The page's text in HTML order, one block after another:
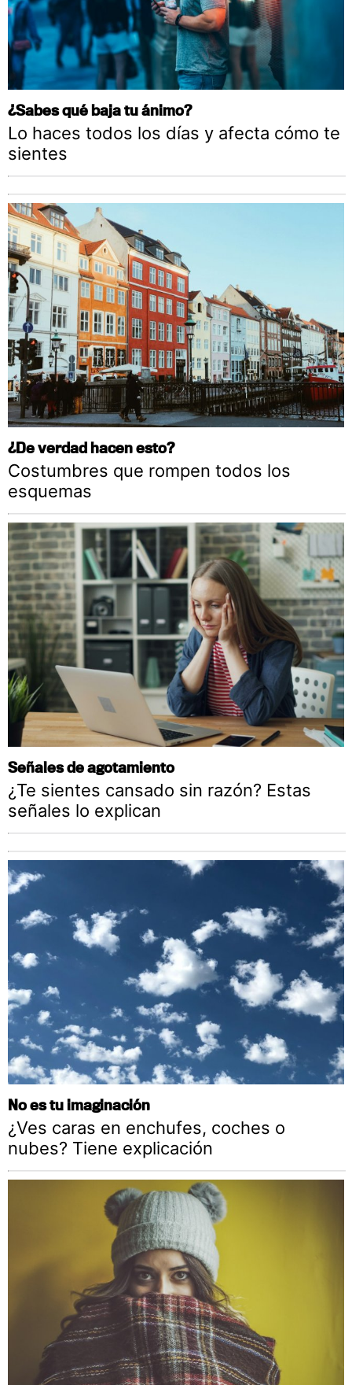
¿Sabes qué baja tu ánimo?
Lo haces todos los días y afecta cómo te
sientes
¿De verdad hacen esto?
Costumbres que rompen todos los
esquemas
Señales de agotamiento
¿Te sientes cansado sin razón? Estas
señales lo explican
No es tu imaginación
¿Ves caras en enchufes, coches o
nubes? Tiene explicación